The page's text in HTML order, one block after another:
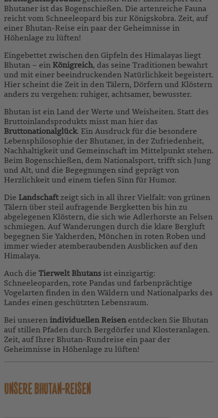
Bhutaner ist das Bogenschießen. Die artenreiche Fauna
reicht vom Schneeleopard bis zur Königskobra. Zeit, auf
einer Bhutan-Reise ein paar der Geheimnisse in
Höhenlage zu lüften!
Eingebettet zwischen den Gipfeln des Himalayas liegt
Bhutan – ein Königreich, das seine Traditionen bewahrt
und mit einer beeindruckenden Natürlichkeit begeistert.
Hier scheint die Zeit in den Tälern, Dörfern und Klöstern
anders zu vergehen: ruhiger, achtsamer, bewusster.
Bhutan ist ein Land der Werte und Weisheiten. Statt des
Bruttoinlandsprodukts misst man hier das
Bruttonationalglück. Ein Ausdruck für die besondere
Lebensphilosophie der Bhutaner, in der Zufriedenheit,
Nachhaltigkeit und Gemeinschaft im Mittelpunkt stehen.
Beim Bogenschießen, dem Nationalsport, trifft sich Jung
und Alt, und die Begegnungen sind geprägt von
Herzlichkeit und einem tiefen Sinn für Humor.
Die Landschaftzeigt sich in all ihrer Vielfalt: von grünen
Tälern über steil aufragende Bergketten bis hin zu
abgelegenen Klöstern, die sich wie Adlerhorste an Felsen
schmiegen. Auf Wanderungen durch die klare Bergluft
begegnen Sie Yakherden, Mönchen in roten Roben und
immer wieder atemberaubenden Ausblicken auf den
Himalaya.
Auch die Tierwelt Bhutansist einzigartig:
Schneeleoparden, rote Pandas und farbenprächtige
Vogelarten finden in den Wäldern und Nationalparks des
Landes einen geschützten Lebensraum.
Bei unserenindividuellen Reisenentdecken Sie Bhutan
auf stillen Pfaden durch Bergdörfer und Klosteranlagen.
Zeit, auf Ihrer Bhutan-Rundreise ein paar der
Geheimnisse in Höhenlage zu lüften!
UNSERE BHUTAN-REISEN